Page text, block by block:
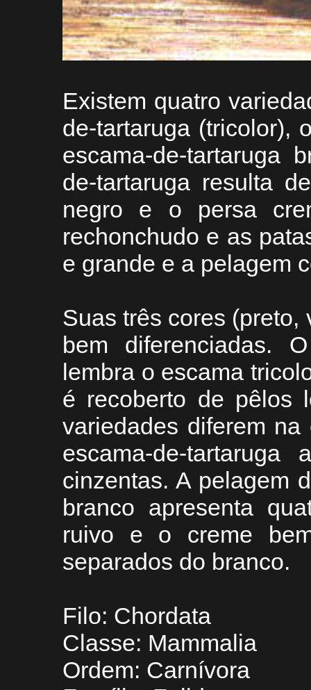
Existem quatro
de-tartaruga (tricolor),
escama-de-tartaruga
de-tartaruga resulta
negro e o persa
rechonchudo e as
e grande e a pelagem
Suas três cores (preto,
bem diferenciadas.
lembra o escama
é recoberto de pêlos
variedades diferem
escama-de-
cinzentas. A pelagem
branco apresenta
ruivo e o creme
separados do branco.
Filo: Chordata
Classe: Mammalia
Ordem: Carnívora